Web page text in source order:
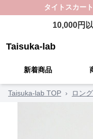
タイトスカート
10,000円
Taisuka-lab
新着商品
Taisuka-lab TOP › ロン